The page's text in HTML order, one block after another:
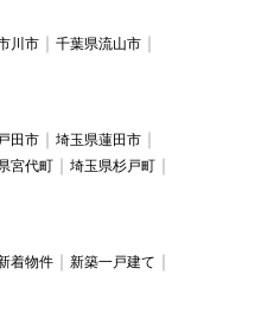
川市
千葉県流山市
田市
埼玉県蓮田市
宮代町
埼玉県杉戸町
着物件
新築一戸建て